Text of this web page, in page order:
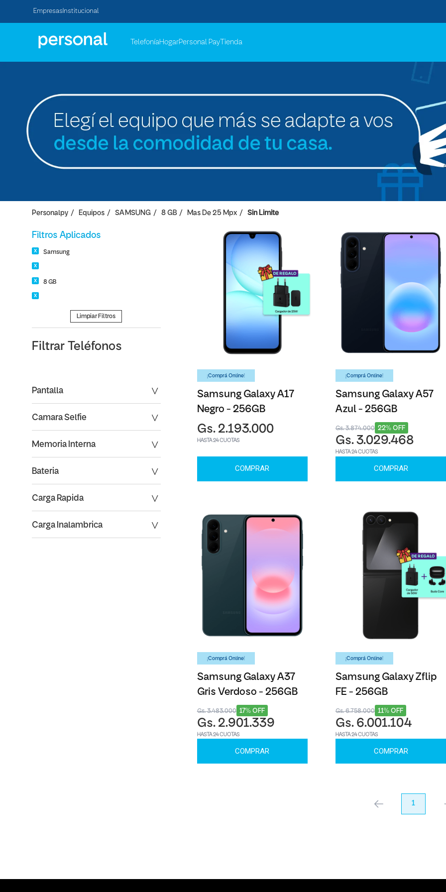
Empresas Institucional
TelefoníaHogarPersonal Pay Tienda
Personalpy Equipos SAMSUNG 8 GB Mas De 25 Mpx Sin Limite
Filtros Aplicados
Samsung
8 GB
Limpiar Filtros
Filtrar Teléfonos
Pantalla
Carga Rapida
Carga Inalambrica
Camara Selfie
Memoria Interna
Bateria
¡Comprá Online!
Samsung Galaxy A17
Negro - 256GB
Gs. 2.193.000
HASTA 24 CUOTAS
COMPRAR
¡Comprá Online!
Samsung Galaxy A57
Azul - 256GB
22% OFF
Gs. 3.874.000
Gs. 3.029.468
HASTA 24 CUOTAS
COMPRAR
¡Comprá Online!
Samsung Galaxy A37
Gris Verdoso - 256GB
17% OFF
Gs. 3.483.000
Gs. 2.901.339
HASTA 24 CUOTAS
COMPRAR
¡Comprá Online!
Samsung Galaxy Zflip
FE - 256GB
11% OFF
Gs. 6.758.000
Gs. 6.001.104
HASTA 24 CUOTAS
COMPRAR
anterior 1